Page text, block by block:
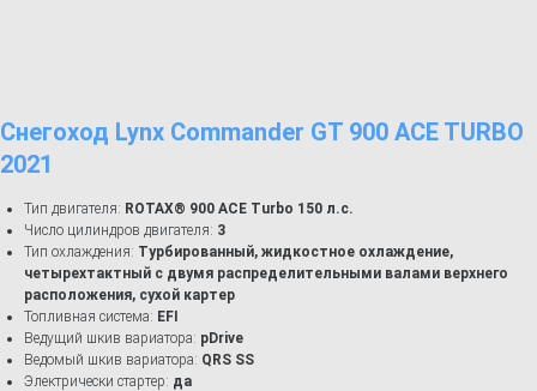
Снегоход Lynx Commander GT 900 ACE TURBO
2021
Тип двигателя: ROTAX® 900 ACE Turbo 150 л.с.
Число цилиндров двигателя: 3
Тип охлаждения: Турбированный, жидкостное охлаждение,
четырехтактный с двумя распределительными валами верхнего
расположения, сухой картер
Топливная система: EFI
Ведущий шкив вариатора: pDrive
Ведомый шкив вариатора: QRS SS
Электрически стартер: да